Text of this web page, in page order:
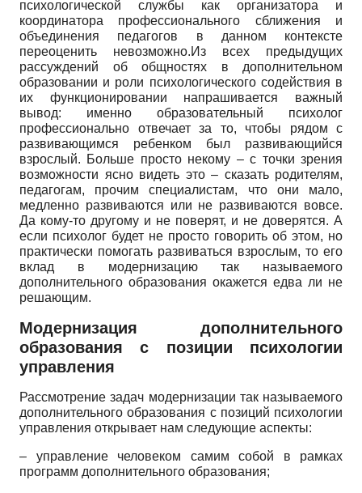
психологической службы как организатора и
координатора профессионального сближения и
объединения педагогов в данном контексте
переоценить невозможно.Из всех предыдущих
рассуждений об общностях в дополнительном
образовании и роли психологического содействия в
их функционировании напрашивается важный
вывод: именно образовательный психолог
профессионально отвечает за то, чтобы рядом с
развивающимся ребенком был развивающийся
взрослый. Больше просто некому – с точки зрения
возможности ясно видеть это – сказать родителям,
педагогам, прочим специалистам, что они мало,
медленно развиваются или не развиваются вовсе.
Да кому-то другому и не поверят, и не доверятся. А
если психолог будет не просто говорить об этом, но
практически помогать развиваться взрослым, то его
вклад в модернизацию так называемого
дополнительного образования окажется едва ли не
решающим.
Модернизация дополнительного
образования с позиции психологии
управления
Рассмотрение задач модернизации так называемого
дополнительного образования с позиций психологии
управления открывает нам следующие аспекты:
– управление человеком самим собой в рамках
программ дополнительного образования;